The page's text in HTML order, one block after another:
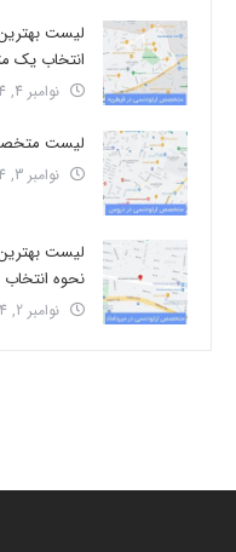
لیست
انتخاب یک
نوامبر 4, 2024
لیست
نوامبر 3, 2024
لیست
نحوه
نوامبر 2, 2024